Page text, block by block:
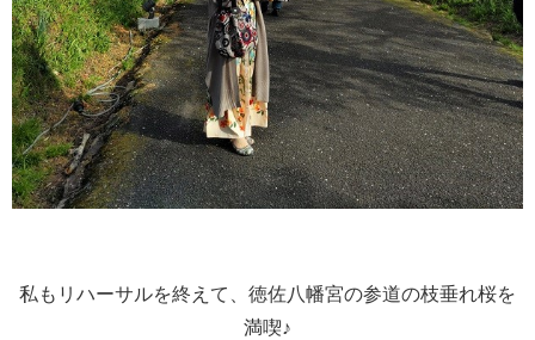
私もリハーサルを終えて、徳佐八幡宮の参道の枝垂れ桜を
満喫♪